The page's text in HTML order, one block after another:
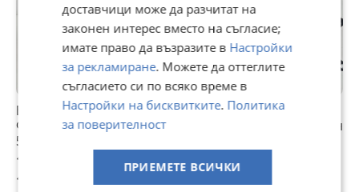
Въздуховод
Фолксваген Голф
5 VW Golf 5 1.9 Tdi
10,22 €
19,99 лв
Въздуховод
гофриран
10 €
19,56 лв
Моторче Клапи
Парно Фолксваген
1K0907511
10,22 €
19,99 лв
доставчици може да разчитат на
законен интерес вместо на съгласие;
имате право да възразите в Настройки
за рекламиране. Можете да оттеглите
съгласието си по всяко време в
Настройки на бисквитките. Политика
за поверителност
ПРИЕМЕТЕ ВСИЧКИ